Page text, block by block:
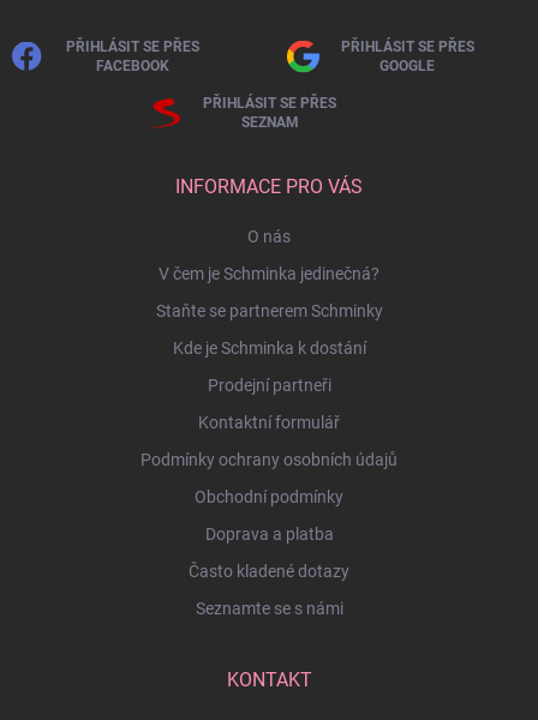
PŘIHLÁSIT SE PŘES
FACEBOOK
PŘIHLÁSIT SE PŘES
GOOGLE
PŘIHLÁSIT SE PŘES
SEZNAM
INFORMACE PRO VÁS
O nás
V čem je Schminka jedinečná?
Staňte se partnerem Schminky
Kde je Schminka k dostání
Prodejní partneři
Kontaktní formulář
Podmínky ochrany osobních údajů
Obchodní podmínky
Doprava a platba
Často kladené dotazy
Seznamte se s námi
KONTAKT